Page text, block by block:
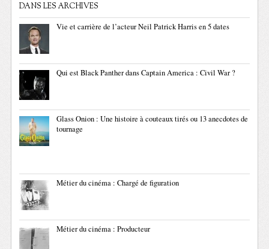
DANS LES ARCHIVES
Vie et carrière de l’acteur Neil Patrick Harris en 5 dates
Qui est Black Panther dans Captain America : Civil War ?
Glass Onion : Une histoire à couteaux tirés ou 13 anecdotes de
tournage
Métier du cinéma : Chargé de figuration
Métier du cinéma : Producteur